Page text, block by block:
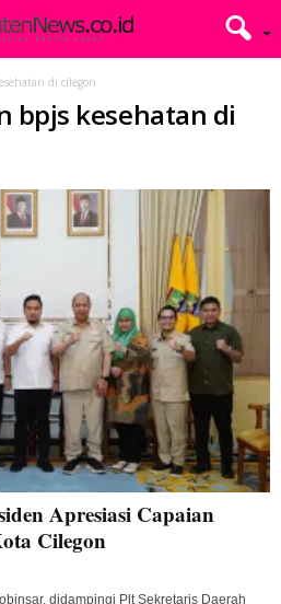
di cilegon
bpjs kesehatan di
Apresiasi Capaian
Cilegon
didampingi Plt Sekretaris Daerah